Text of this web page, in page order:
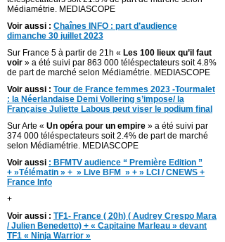
Médiamétrie. MEDIASCOPE
Voir aussi : Chaînes INFO : part d’audience
dimanche 30 juillet 2023
Sur France 5 à partir de 21h « Les 100 lieux qu’il faut
voir » a été suivi par 863 000 téléspectateurs soit 4.8%
de part de marché selon Médiamétrie. MEDIASCOPE
Voir aussi : Tour de France femmes 2023 -Tourmalet
: la Néerlandaise Demi Vollering s’impose/ la
Française Juliette Labous peut viser le podium final
Sur Arte « Un opéra pour un empire » a été suivi par
374 000 téléspectateurs soit 2.4% de part de marché
selon Médiamétrie. MEDIASCOPE
Voir aussi : BFMTV audience “ Première Edition ”
+ »Télématin » + » Live BFM » + » LCI / CNEWS +
France Info
+
Voir aussi : TF1- France ( 20h) ( Audrey Crespo Mara
/ Julien Benedetto) + « Capitaine Marleau » devant
TF1 « Ninja Warrior »